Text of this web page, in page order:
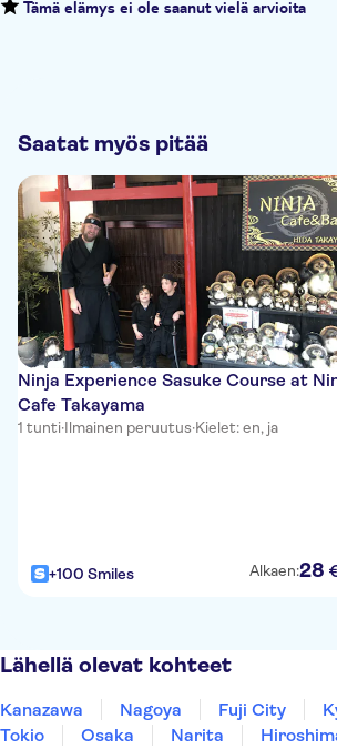
Tämä elämys ei ole saanut vielä arvioita
Saatat myös pitää
Ninja Experience Sasuke Course at
Cafe Takayama
1 tunti·Ilmainen peruutus·Kielet: en, ja
+100 Smiles Alkaen:28
Lähellä olevat kohteet
Kanazawa Nagoya Fuji City
Tokio
Osaka Narita